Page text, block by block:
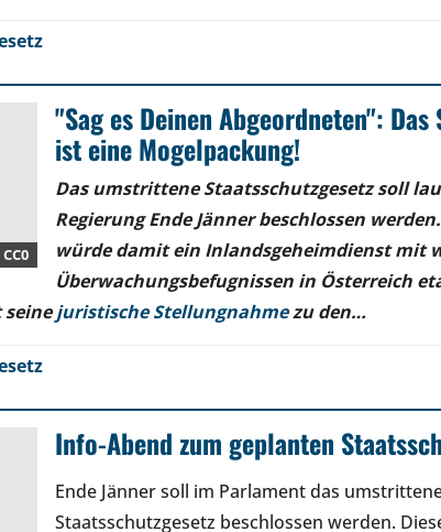
CC0
"Sag es Deinen Abgeordneten":
ist eine Mogelpackung!
Das umstrittene Staatsschutzgesetz soll
Regierung Ende Jänner beschlossen
würde damit ein Inlandsgeheimdienst mit
Überwachungsbefugnissen in Österreich
seinejuristische Stellungnahmezu den…
Info-Abend zum geplanten
Ende Jänner soll im Parlament das
Staatsschutzgesetz beschlossen werden.